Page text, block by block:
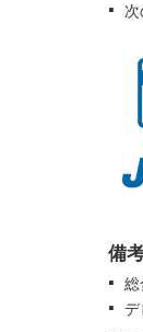
備
総
デ